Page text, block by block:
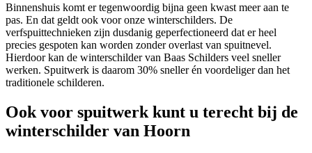
Binnenshuis komt er tegenwoordig bijna geen kwast meer aan te
pas. En dat geldt ook voor onze winterschilders. De
verfspuittechnieken zijn dusdanig geperfectioneerd dat er heel
precies gespoten kan worden zonder overlast van spuitnevel.
Hierdoor kan de winterschilder van Baas Schilders veel sneller
werken. Spuitwerk is daarom 30% sneller én voordeliger dan het
traditionele schilderen.
Ook voor spuitwerk kunt u terecht bij de
winterschilder van Hoorn